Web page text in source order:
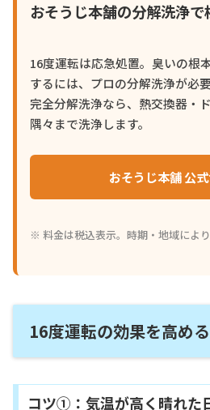
おそうじ本舗の分解洗浄で
16度運転は応急処置。臭いの根
するには、プロの分解洗浄が必
完全分解洗浄なら、熱交換器・
隅々まで洗浄します。
おそうじ本舗 公
※ 料金は税込表示。時期・地域によ
16度運転の効果を高め
コツ①：気温が高く晴れた